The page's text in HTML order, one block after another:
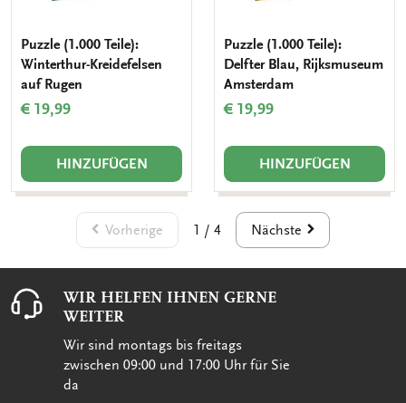
Puzzle (1.000 Teile):
Winterthur-Kreidefelsen
auf Rugen
€ 19,99
HINZUFÜGEN
Puzzle (1.000 Teile):
Delfter Blau, Rijksmuseum
Amsterdam
€ 19,99
HINZUFÜGEN
Vorherige 1 / 4 Nächste
WIR HELFEN IHNEN GERNE
WEITER
Wir sind montags bis freitags
zwischen 09:00 und 17:00 Uhr für Sie
da